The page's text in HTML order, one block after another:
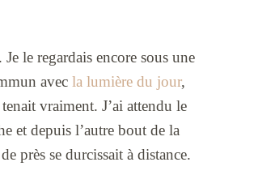
le regardais encore sous une
avec la lumière du jour,
vraiment. J’ai attendu le
et depuis l’autre bout de la
près se durcissait à distance.